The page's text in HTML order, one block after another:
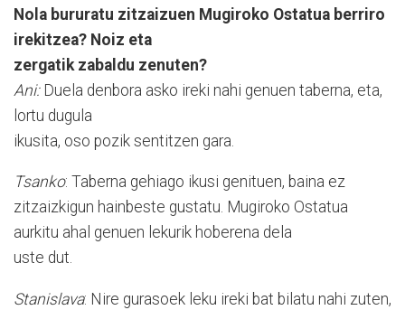
Nola bururatu zitzaizuen Mugiroko Ostatua berriro
irekitzea? Noiz eta
zergatik zabaldu zenuten?
Ani:Duela denbora asko ireki nahi genuen taberna, eta,
lortu dugula
ikusita, oso pozik sentitzen gara.
Tsanko: Taberna gehiago ikusi genituen, baina ez
zitzaizkigun hainbeste gustatu. Mugiroko Ostatua
aurkitu ahal genuen lekurik hoberena dela
uste dut.
Stanislava: Nire gurasoek leku ireki bat bilatu nahi zuten,